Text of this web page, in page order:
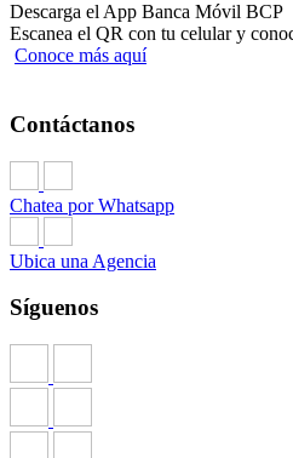
Descarga el App Banca Móvil BCP
Escanea el QR con tu celular y
Conoce más aquí
Contáctanos
Chatea por Whatsapp
Ubica una Agencia
Síguenos